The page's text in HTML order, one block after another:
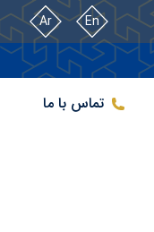
En
Ar
تماس با ما